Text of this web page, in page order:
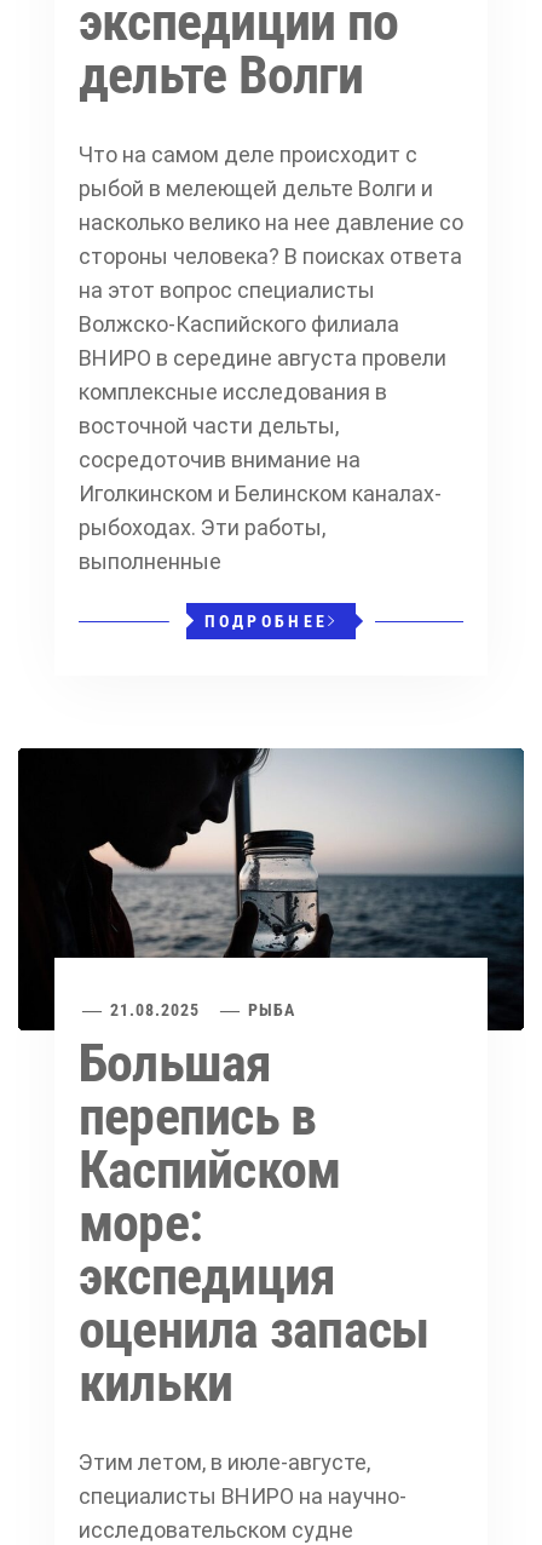
экспедиции по
дельте Волги
Что на самом деле происходит с
рыбой в мелеющей дельте Волги и
насколько велико на нее давление со
стороны человека? В поисках ответа
на этот вопрос специалисты
Волжско-Каспийского филиала
ВНИРО в середине августа провели
комплексные исследования в
восточной части дельты,
сосредоточив внимание на
Иголкинском и Белинском каналах-
рыбоходах. Эти работы,
выполненные
ПОДРОБНЕЕ
21.08.2025 РЫБА
Большая
перепись в
Каспийском
море:
экспедиция
оценила запасы
кильки
Этим летом, в июле-августе,
специалисты ВНИРО на научно-
исследовательском судне